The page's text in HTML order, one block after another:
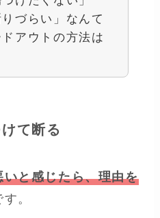
りづらい」なんて
アウトの方法は
て断る
と感じたら、理由を
。